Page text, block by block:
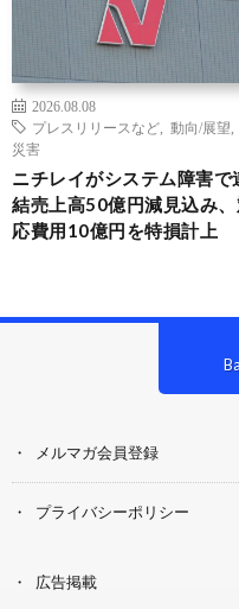
2026.08.08
プレスリリースなど
動向/展望
災害
ニチレイがシステム障害で
結売上高50億円減見込み
応費用10億円を特損計上
メルマガ会員登録
プライバシーポリシー
広告掲載